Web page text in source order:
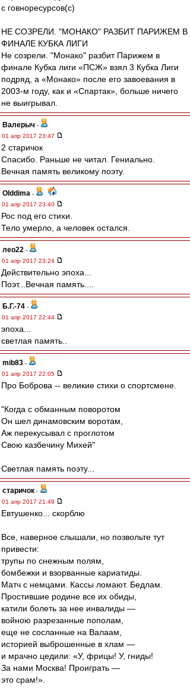
с говноресурсов(с)
НЕ СОЗРЕЛИ. "МОНАКО" РАЗБИТ ПАРИЖЕМ В
ФИНАЛЕ КУБКА ЛИГИ
Не созрели. "Монако" разбит Парижем в
финале Кубка лиги «ПСЖ» взял 3 Кубка Лиги
подряд, а «Монако» после его завоевания в
2003-м году, как и «Спартак», больше ничего
не выигрывал.
Валерыч -
01 апр 2017 23:47
2 старичок
Спасибо. Раньше не читал. Гениально.
Вечная память великому поэту.
Olddima -
01 апр 2017 23:40
Рос под его стихи.
Тело умерло, а человек остался.
лео22 -
01 апр 2017 23:24
Действительно эпоха...
Поэт...Вечная память....
Б.Г.-74 -
01 апр 2017 22:44
эпоха...
светлая память..
mib83 -
01 апр 2017 22:05
Про Боброва -- великие стихи о спортсмене.
"Когда с обманным поворотом
Он шел динамовским воротам,
Аж перекусывал с проглотом
Свою казбечину Михей"
Светлая память поэту...
старичок -
01 апр 2017 21:49
Евтушенко... скорблю
Все, наверное слышали, но позвольте тут
привести:
трупы по снежным полям,
бомбежки и взорванные кариатиды.
Матч с немцами. Кассы ломают. Бедлам.
Простившие родине все их обиды,
катили болеть за нее инвалиды —
войною разрезанные пополам,
еще не сосланные на Валаам,
историей выброшенные в хлам —
и мрачно цедили: «У, фрицы! У, гниды!
За нами Москва! Проиграть —
это срам!».